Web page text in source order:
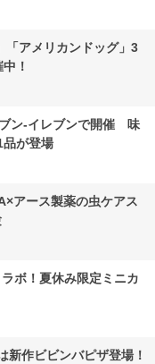
「アメリカンドッグ」3
！
ン-イレブンで開催 味
品が登場
アース製薬の虫ケアス
ボ！夏休み限定ミニカ
新作ビビンバピザ登場！